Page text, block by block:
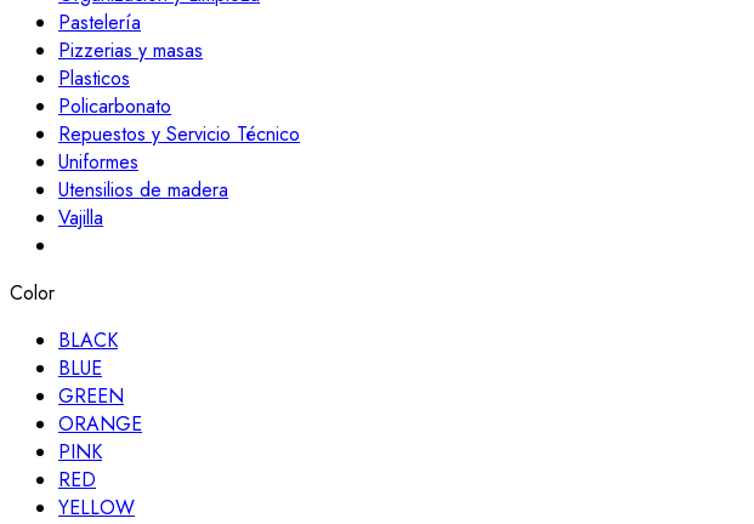
Pastelería
Pizzerias y masas
Plasticos
Policarbonato
Repuestos y Servicio Técnico
Uniformes
Utensilios de madera
Vajilla
Color
BLACK
BLUE
GREEN
ORANGE
PINK
RED
YELLOW